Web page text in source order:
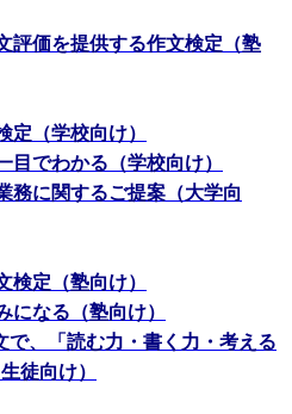
評価を提供する作文検定（塾
（学校向け）
でわかる（学校向け）
務に関するご提案（大学向
定（塾向け）
なる（塾向け）
、「読む力・書く力・考える
徒向け）